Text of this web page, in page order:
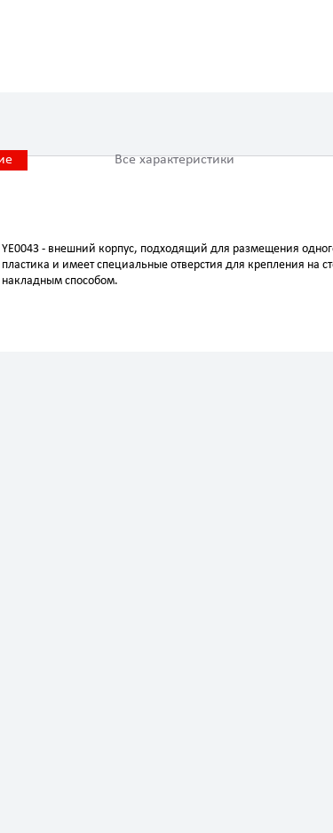
Все характеристики
YE0043 - внешний корпус, подходящий для размещения
пластика и имеет специальные отверстия для крепления на
накладным способом.